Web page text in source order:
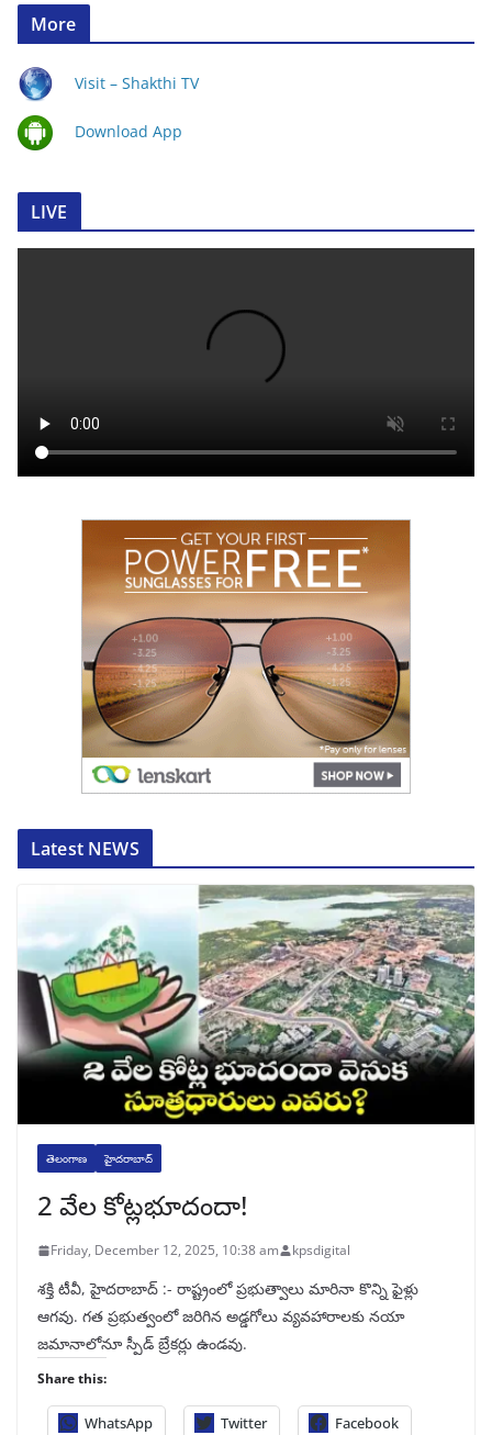
More
Visit – Shakthi TV
Download App
LIVE
Latest NEWS
తెలంగాణ హైదరాబాద్
2 వేల కోట్లభూదందా!
Friday, December 12, 2025, 10:38 am kpsdigital
శక్తి టీవీ, హైదరాబాద్‌ :- రాష్ట్రంలో ప్రభుత్వాలు మారినా కొన్ని ఫైళ్లు
ఆగవు. గత ప్రభుత్వంలో జరిగిన అడ్డగోలు వ్యవహారాలకు నయా
జమానాలోనూ స్పీడ్‌ బ్రేకర్లు ఉండవు.
Share this:
WhatsApp Twitter Facebook